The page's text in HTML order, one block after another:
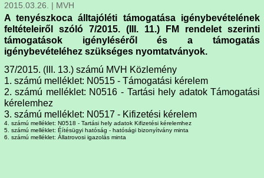
2015.03.26. | MVH
A tenyészkoca álltajóléti támogatása igénybevételének
feltételeiről szóló 7/2015. (III. 11.) FM rendelet szerinti
támogatások igényléséről és a támogatás
igénybevételéhez szükséges nyomtatványok.
37/2015. (III. 13.) számú MVH Közlemény
1. számú melléklet: N0515 - Támogatási kérelem
2. számú melléklet: N0516 - Tartási hely adatok Támogatási
kérelemhez
3. számú melléklet: N0517 - Kifizetési kérelem
4. számú melléklet: N0518 - Tartási hely adatok Kifizetési kérelemhez
5. számú melléklet: Éítésügyi hatóság - hatósági bizonyítvány minta
6. számú melléklet: Állatrovosi igazolás minta